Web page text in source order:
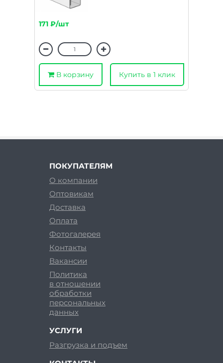
171 ₽/шт
В корзину Купить в 1 клик
ПОКУПАТЕЛЯМ
О компании
Оптовикам
Доставка
Оплата
Фотогалерея
Контакты
Вакансии
Политика
в отношении
обработки
персональных
данных
УСЛУГИ
Разгрузка и подъем